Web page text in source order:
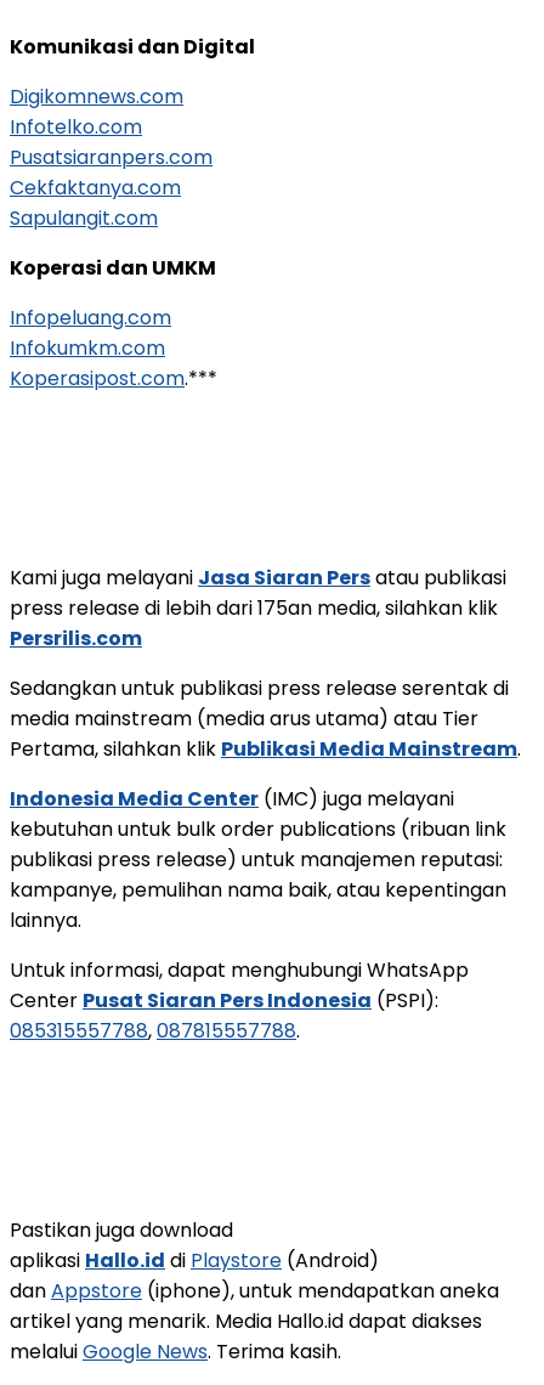
Komunikasi dan Digital
Digikomnews.com
Infotelko.com
Pusatsiaranpers.com
Cekfaktanya.com
Sapulangit.com
Koperasi dan UMKM
Infopeluang.com
Infokumkm.com
Koperasipost.com.***
Kami juga melayani Jasa Siaran Persatau publikasi
press release di lebih dari 175an media, silahkan klik
Persrilis.com
Sedangkan untuk publikasi press release serentak di
media mainstream (media arus utama) atau Tier
Pertama, silahkan klik Publikasi Media Mainstream.
Indonesia Media Center (IMC) juga melayani
kebutuhan untuk bulk order publications (ribuan link
publikasi press release) untuk manajemen reputasi:
kampanye, pemulihan nama baik, atau kepentingan
lainnya.
Untuk informasi, dapat menghubungi WhatsApp
Center Pusat Siaran Pers Indonesia (PSPI):
085315557788,087815557788.
Pastikan juga download
aplikasi Hallo.id di Playstore (Android)
danAppstore (iphone), untuk mendapatkan aneka
artikel yang menarik. Media Hallo.id dapat diakses
melaluiGoogle News. Terima kasih.